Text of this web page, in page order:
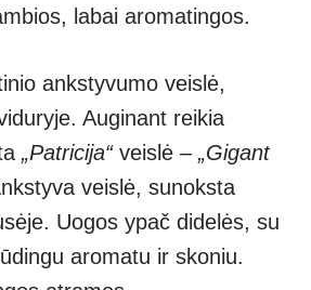
labai aromatingos.
ankstyvumo veislė,
Auginant reikia
„Patricija“ veislė – „Gigant
veislė, sunoksta
Uogos ypač didelės, su
aromatu ir skoniu.